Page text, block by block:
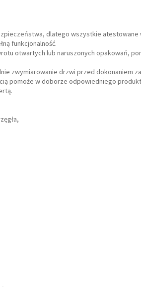
dlatego wszystkie atestowane
funkcjonalność.
otwartych lub naruszonych opakowań,
zwymiarowanie drzwi przed dokonaniem
pomoże w doborze odpowiedniego